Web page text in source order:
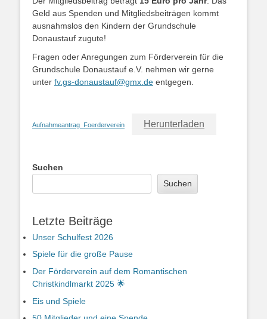
Geld aus Spenden und Mitgliedsbeiträgen kommt
ausnahmslos den Kindern der Grundschule
Donaustauf zugute!
Fragen oder Anregungen zum Förderverein für die
Grundschule Donaustauf e.V. nehmen wir gerne
unter fv.gs-donaustauf@gmx.de entgegen.
Aufnahmeantrag_Foerderverein Herunterladen
Suchen
Suchen
Letzte Beiträge
Unser Schulfest 2026
Spiele für die große Pause
Der Förderverein auf dem Romantischen
Christkindlmarkt 2025 🌟
Eis und Spiele